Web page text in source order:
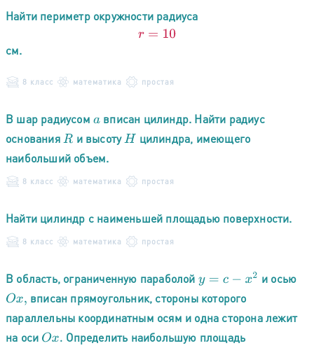
Найти периметр окружности радиуса
r=10
см.
8 класс математика простая
В шар радиусом a вписан цилиндр. Найти радиус
основанияR и высотуH цилиндра, имеющего
наибольший объем.
8 класс математика простая
Найти цилиндр с наименьшей площадью поверхности.
8 класс математика простая
В область, ограниченную параболой y= c− x2
и осью
Ox,
вписан прямоугольник, стороны которого
параллельны координатным осям и одна сторона лежит
на оси Ox.
Определить наибольшую площадь